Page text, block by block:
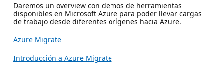
Daremos un overview con demos de herramientas
disponibles en Microsoft Azure para poder llevar cargas
de trabajo desde diferentes orígenes hacia Azure.
Azure Migrate
Introducción a Azure Migrate